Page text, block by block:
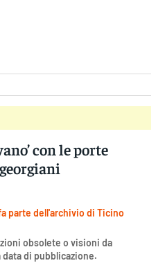
con le porte
parte dell'archivio di Ticino
obsolete o visioni da
di pubblicazione.